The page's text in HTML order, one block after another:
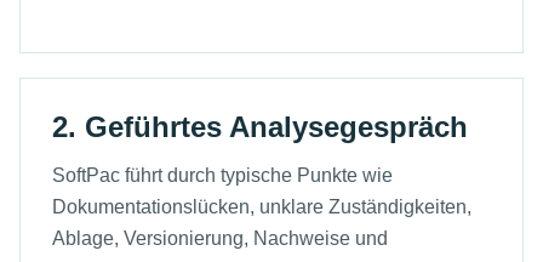
2. Geführtes Analysegespräch
SoftPac führt durch typische Punkte wie
Dokumentationslücken, unklare Zuständigkeiten,
Ablage, Versionierung, Nachweise und